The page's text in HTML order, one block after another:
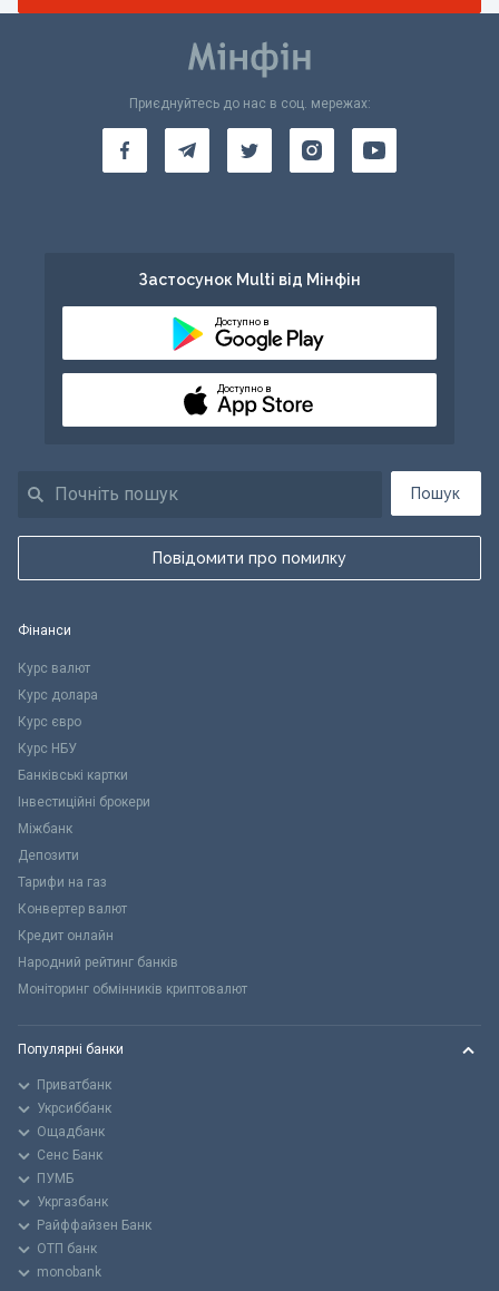
Пошук
Повідомити про помилку
Приєднуйтесь до нас в соц. мережах:
Застосунок Multi від Мінфін
Доступно в
Доступно в
Фінанси
Курс валют
Курс долара
Курс євро
Курс НБУ
Банківські картки
Інвестиційні брокери
Міжбанк
Депозити
Тарифи на газ
Конвертер валют
Кредит онлайн
Народний рейтинг банків
Моніторинг обмінників криптовалют
Популярні банки
Приватбанк
Укрсиббанк
Ощадбанк
Сенс Банк
ПУМБ
Укргазбанк
Райффайзен Банк
ОТП банк
monobank